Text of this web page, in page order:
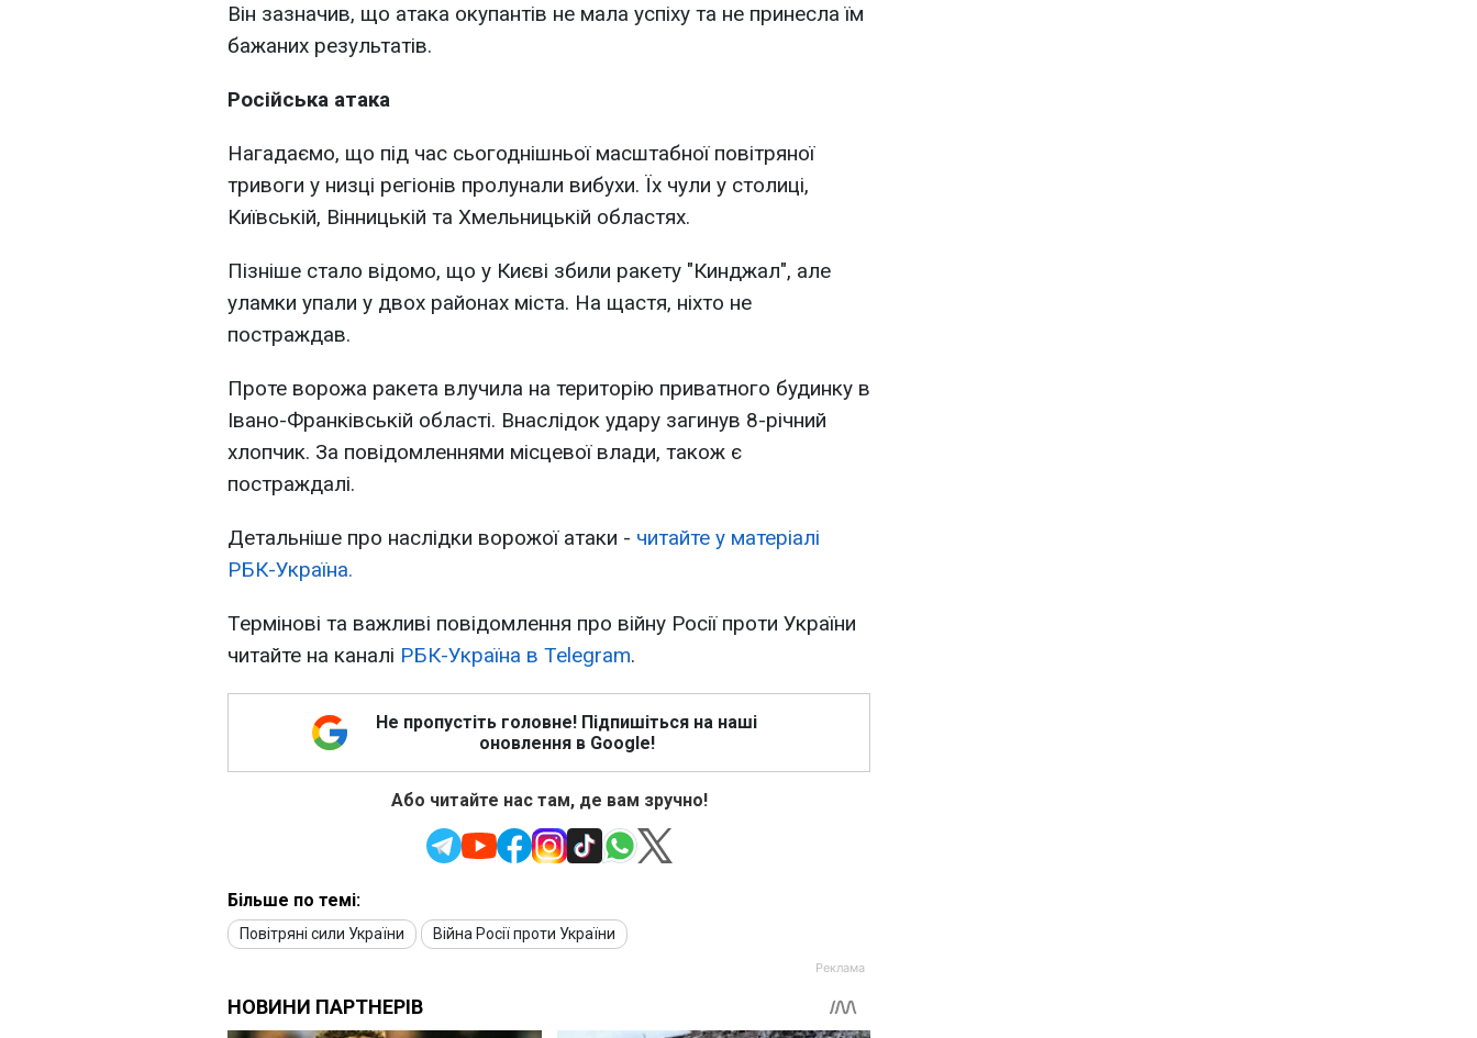
Він зазначив, що атака окупантів не мала успіху та не принесла їм
бажаних результатів.
Російська атака
Нагадаємо, що під час сьогоднішньої масштабної повітряної
тривоги у низці регіонів пролунали вибухи. Їх чули у столиці,
Київській, Вінницькій та Хмельницькій областях.
Пізніше стало відомо, що у Києві збили ракету "Кинджал", але
уламки упали у двох районах міста. На щастя, ніхто не
постраждав.
Проте ворожа ракета влучила на територію приватного будинку в
Івано-Франківській області. Внаслідок удару загинув 8-річний
хлопчик. За повідомленнями місцевої влади, також є
постраждалі.
Детальніше про наслідки ворожої атаки - читайте у матеріалі
РБК-Україна.
Термінові та важливі повідомлення про війну Росії проти України
читайте на каналі РБК-Україна в Telegram.
Не пропустіть головне! Підпишіться на наші
оновлення в Google!
Або читайте нас там, де вам зручно!
Більше по темі:
Повітряні сили України Війна Росії проти України